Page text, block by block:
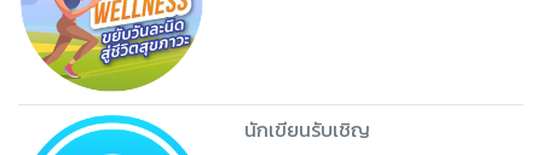
นักเขียนรับเชิญ